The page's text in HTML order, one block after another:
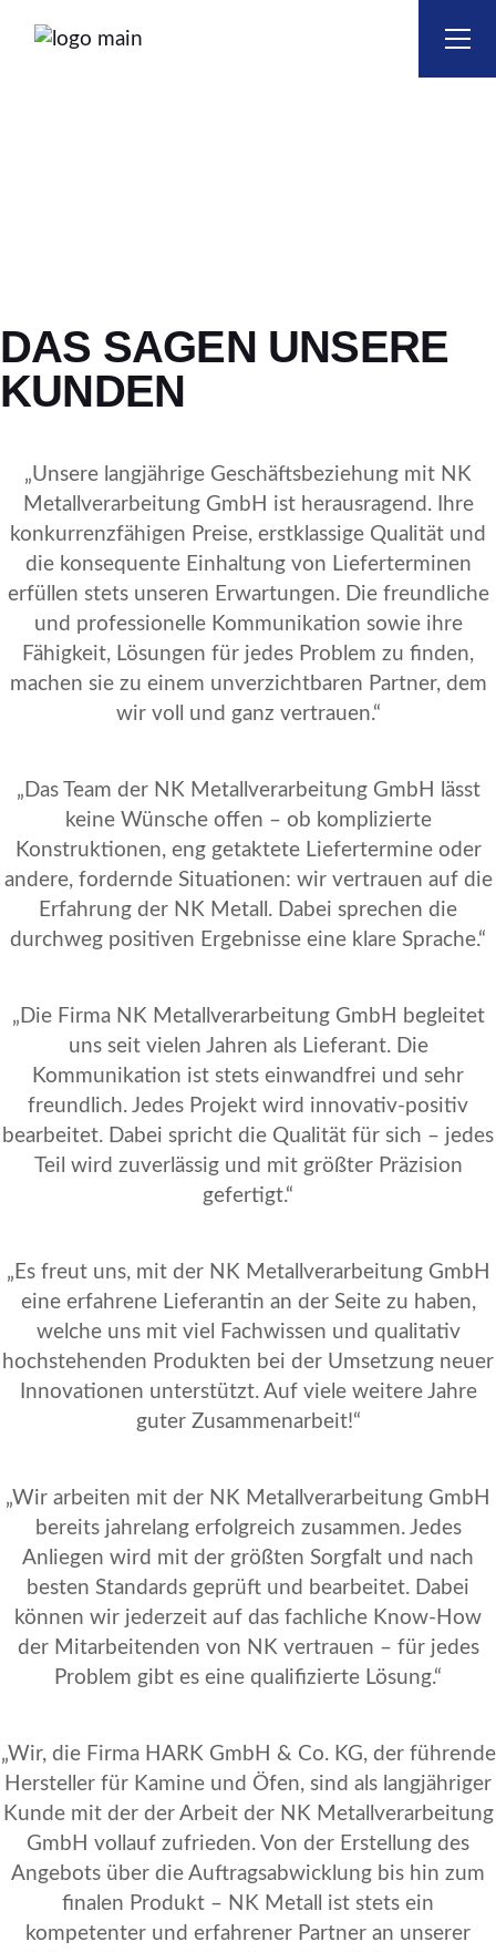
DAS SAGEN UNSERE
KUNDEN
„Unsere langjährige Geschäftsbeziehung mit NK
Metallverarbeitung GmbH ist herausragend. Ihre
konkurrenzfähigen Preise, erstklassige Qualität und
die konsequente Einhaltung von Lieferterminen
erfüllen stets unseren Erwartungen. Die freundliche
und professionelle Kommunikation sowie ihre
Fähigkeit, Lösungen für jedes Problem zu finden,
machen sie zu einem unverzichtbaren Partner, dem
wir voll und ganz vertrauen.“
„Das Team der NK Metallverarbeitung GmbH lässt
keine Wünsche offen – ob komplizierte
Konstruktionen, eng getaktete Liefertermine oder
andere, fordernde Situationen: wir vertrauen auf die
Erfahrung der NK Metall. Dabei sprechen die
durchweg positiven Ergebnisse eine klare Sprache.“
„Die Firma NK Metallverarbeitung GmbH begleitet
uns seit vielen Jahren als Lieferant. Die
Kommunikation ist stets einwandfrei und sehr
freundlich. Jedes Projekt wird innovativ-positiv
bearbeitet. Dabei spricht die Qualität für sich – jedes
Teil wird zuverlässig und mit größter Präzision
gefertigt.“
„Es freut uns, mit der NK Metallverarbeitung GmbH
eine erfahrene Lieferantin an der Seite zu haben,
welche uns mit viel Fachwissen und qualitativ
hochstehenden Produkten bei der Umsetzung neuer
Innovationen unterstützt. Auf viele weitere Jahre
guter Zusammenarbeit!“
„Wir arbeiten mit der NK Metallverarbeitung GmbH
bereits jahrelang erfolgreich zusammen. Jedes
Anliegen wird mit der größten Sorgfalt und nach
besten Standards geprüft und bearbeitet. Dabei
können wir jederzeit auf das fachliche Know-How
der Mitarbeitenden von NK vertrauen – für jedes
Problem gibt es eine qualifizierte Lösung.“
„Wir, die Firma HARK GmbH & Co. KG, der führende
Hersteller für Kamine und Öfen, sind als langjähriger
Kunde mit der der Arbeit der NK Metallverarbeitung
GmbH vollauf zufrieden. Von der Erstellung des
Angebots über die Auftragsabwicklung bis hin zum
finalen Produkt – NK Metall ist stets ein
kompetenter und erfahrener Partner an unserer